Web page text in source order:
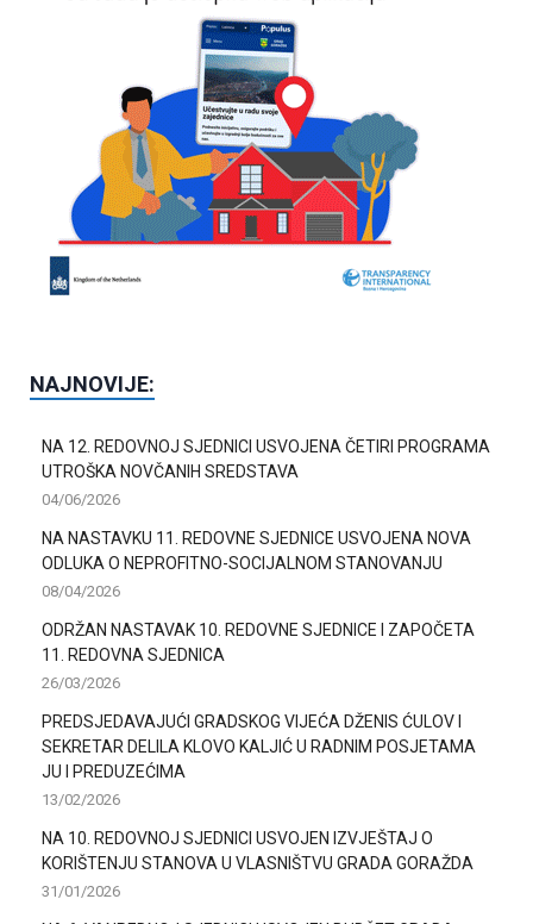
NAJNOVIJE:
NA 12. REDOVNOJ SJEDNICI USVOJENA ČETIRI PROGRAMA
UTROŠKA NOVČANIH SREDSTAVA
04/06/2026
NA NASTAVKU 11. REDOVNE SJEDNICE USVOJENA NOVA
ODLUKA O NEPROFITNO-SOCIJALNOM STANOVANJU
08/04/2026
ODRŽAN NASTAVAK 10. REDOVNE SJEDNICE I ZAPOČETA
11. REDOVNA SJEDNICA
26/03/2026
PREDSJEDAVAJUĆI GRADSKOG VIJEĆA DŽENIS ĆULOV I
SEKRETAR DELILA KLOVO KALJIĆ U RADNIM POSJETAMA
JU I PREDUZEĆIMA
13/02/2026
NA 10. REDOVNOJ SJEDNICI USVOJEN IZVJEŠTAJ O
KORIŠTENJU STANOVA U VLASNIŠTVU GRADA GORAŽDA
31/01/2026